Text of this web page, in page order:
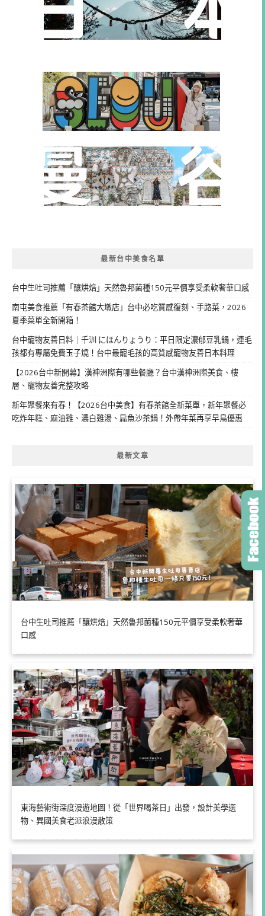
最新台中美食名單
台中生吐司推薦「釀烘焙」天然魯邦菌種150元平價享受柔軟奢華口感
南屯美食推薦「有春茶館大墩店」台中必吃質感復刻、手路菜，2026
夏季菜單全新開箱！
台中寵物友善日料｜千汌 にほんりょうり：平日限定濃郁豆乳鍋，連毛
孩都有專屬免費玉子燒！台中最寵毛孩的高質感寵物友善日本料理
【2026台中新開幕】漢神洲際有哪些餐廳？台中漢神洲際美食、樓
層、寵物友善完整攻略
新年聚餐來有春！【2026台中美食】有春茶館全新菜單，新年聚餐必
吃炸年糕、麻油雞、濃白雞湯、扁魚沙茶鍋！外帶年菜再享早鳥優惠
最新文章
台中生吐司推薦「釀烘焙」天然魯邦菌種150元平價享受柔軟奢華
口感
東海藝術街深度漫遊地圖！從「世界喝茶日」出發，設計美學選
物、異國美食老派浪漫散策